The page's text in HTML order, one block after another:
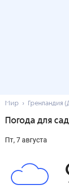
Мир Гренландия
Погода для
пт, 7 августа